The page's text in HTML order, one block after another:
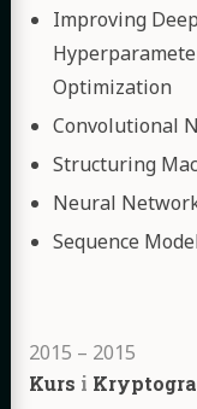
Improving
Optimization
Convolutional
Structuring
Neural
Sequence
2015 – 2015
Kurs i